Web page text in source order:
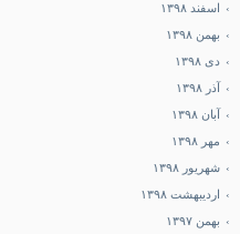
اسفند ۱۳۹۸
بهمن ۱۳۹۸
دی ۱۳۹۸
آذر ۱۳۹۸
آبان ۱۳۹۸
مهر ۱۳۹۸
شهریور ۱۳۹۸
اردیبهشت ۱۳۹۸
بهمن ۱۳۹۷